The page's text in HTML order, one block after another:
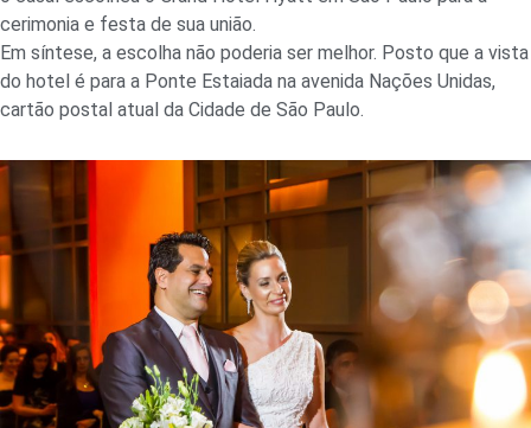
cerimonia e festa de sua união.
Em síntese, a escolha não poderia ser melhor. Posto que a vista
do hotel é para a Ponte Estaiada na avenida Nações Unidas,
cartão postal atual da Cidade de São Paulo.